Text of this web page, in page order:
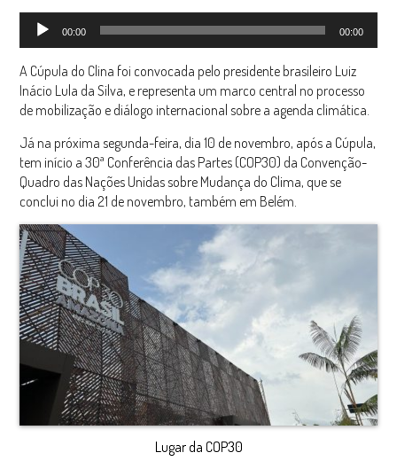
Tocador
áudio
00:00 00:00
A Cúpula do Clina foi convocada pelo presidente brasileiro Luiz
Inácio Lula da Silva, e representa um marco central no processo
de mobilização e diálogo internacional sobre a agenda climática.
Já na próxima segunda-feira, dia 10 de novembro, após a Cúpula,
tem início a 30ª Conferência das Partes (COP30) da Convenção-
Quadro das Nações Unidas sobre Mudança do Clima, que se
conclui no dia 21 de novembro, também em Belém.
Lugar da COP30